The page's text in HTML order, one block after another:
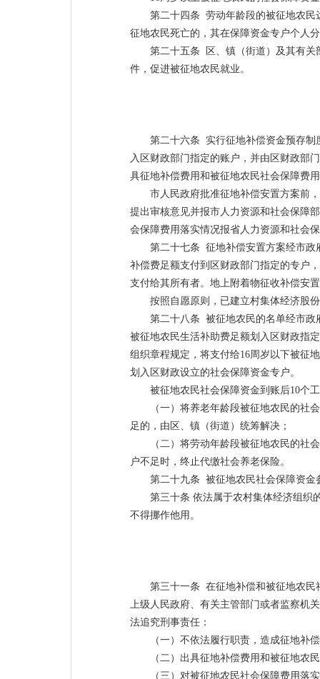
第二十四条 劳动年龄段的被征地农民
征地农民死亡的，其在保障资金专户个人
第二十五条 区、镇（街道）及其有关
件，促进被征地农民就业。
第二十六条 实行征地补偿资金预存制
入区财政部门指定的账户，并由区财政部
具征地补偿费用和被征地农民社会保障费
市人民政府批准征地补偿安置方案前
提出审核意见并报市人力资源和社会保障
会保障费用落实情况报省人力资源和社会
第二十七条 征地补偿安置方案经市政
补偿费足额支付到区财政部门指定的专户
支付给其所有者。地上附着物征收补偿安
按照自愿原则，已建立村集体经济股
第二十八条 被征地农民的名单经市政
被征地农民生活补助费足额划入区财政指
组织章程规定，将支付给16周岁以下被征
划入区财政设立的社会保障资金专户。
被征地农民社会保障资金到账后10个
（一）将养老年龄段被征地农民的社
足的，由区、镇（街道）统筹解决；
（二）将劳动年龄段被征地农民的社
户不足时，终止代缴社会养老保险。
第二十九条 被征地农民社会保障资金
第三十条 依法属于农村集体经济组织
不得挪作他用。
第三十一条 在征地补偿和被征地农民
上级人民政府、有关主管部门或者监察机
法追究刑事责任：
（一）不依法履行职责，造成征地补
（二）出具征地补偿费用和被征地农
（三）对被征地农民社会保障费用落